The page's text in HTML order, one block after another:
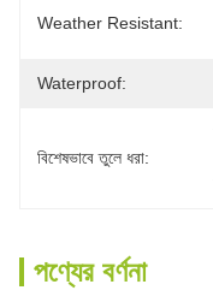
Weather Resistant:
Waterproof:
বিশেষভাবে তুলে ধরা:
পণ্যের বর্ণনা